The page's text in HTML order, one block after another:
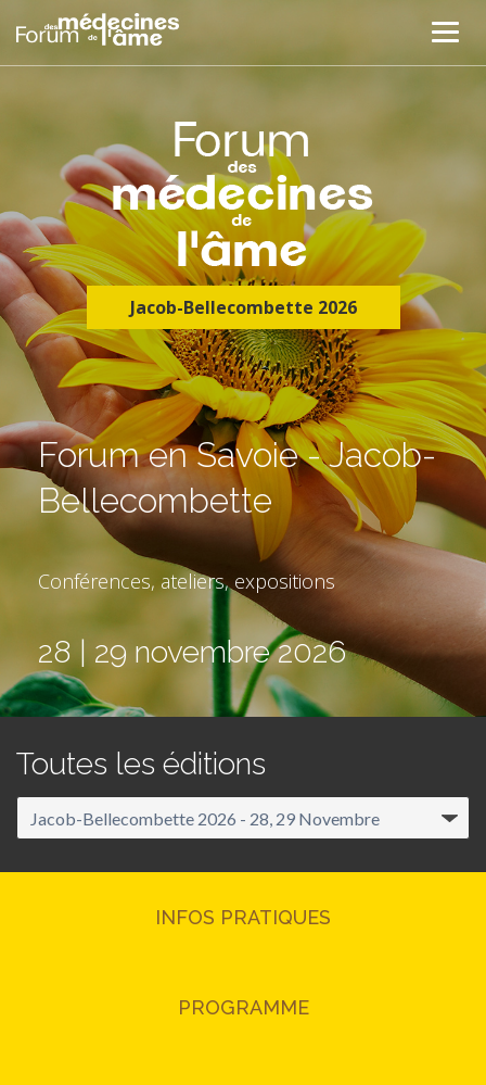
Forum en Savoie - Jacob-
Bellecombette
Conférences, ateliers, expositions
28 | 29 novembre 2026
Jacob-Bellecombette 2026
Toutes les éditions
INFOS PRATIQUES
PROGRAMME